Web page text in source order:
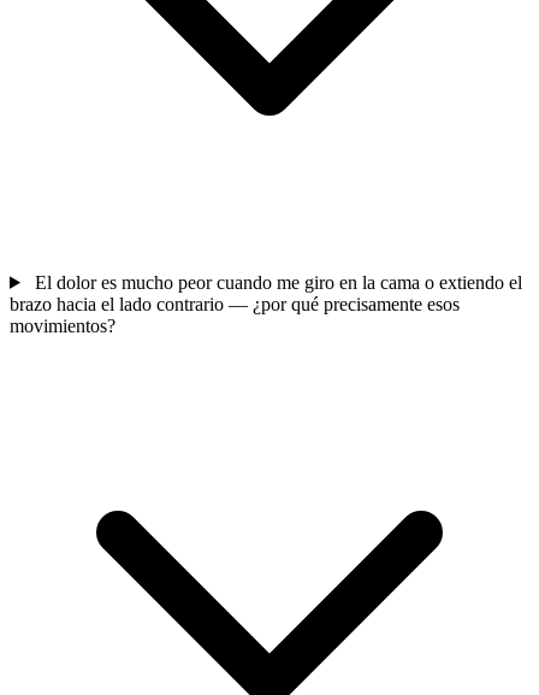
El dolor es mucho peor cuando me giro en la cama o extiendo el
brazo hacia el lado contrario — ¿por qué precisamente esos
movimientos?